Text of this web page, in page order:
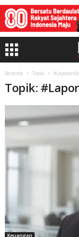
Beranda Topik
Topik:
Keuangan